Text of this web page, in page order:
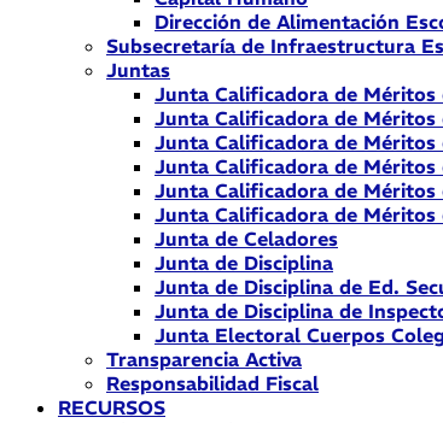
Dirección de Alimentación
Subsecretaría de Infraestructura
Juntas
Junta Calificadora de Méritos
Junta Calificadora de Méritos
Junta Calificadora de Méritos
Junta Calificadora de Méritos
Junta Calificadora de Méritos
Junta Calificadora de Méritos
Junta de Celadores
Junta de Disciplina
Junta de Disciplina de Ed.
Junta de Disciplina de
Junta Electoral Cuerpos
Transparencia Activa
Responsabilidad Fiscal
RECURSOS